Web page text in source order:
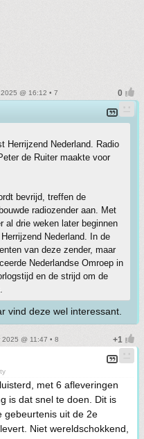
@ 16:12 • 7
Herrijzend Nederland. Radio
de Ruiter maakte voor
bevrijd, treffen de
radiozender aan. Met
al drie weken later beginnen
Nederland. In de
van deze zender, maar
Nederlandse Omroep in
en de strijd om de
vind deze wel interessant.
@ 11:47 • 8
met 6 afleveringen
is dat snel te doen. Dit is
gebeurtenis uit de 2e
Niet wereldschokkend,